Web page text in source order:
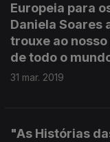
Europeia para
Daniela Soares
trouxe ao
de todo o
31 mar. 2019
"As Histórias